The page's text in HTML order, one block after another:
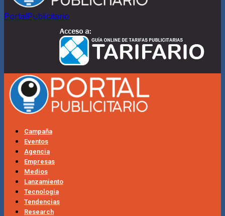
PortalPublicitario
Campaña
Eventos
Agencia
Empresas
Medios
Lanzamiento
Tecnologia
Tendencias
Research